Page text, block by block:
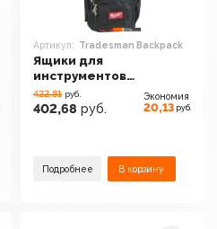
Артикул: Tradesman Backpack
Ящики для
инструментов
Milwaukee Tradesman
Backpack
422.81 руб.
402,68 руб.
Экономия
20,13 руб.
Подробнее В корзину